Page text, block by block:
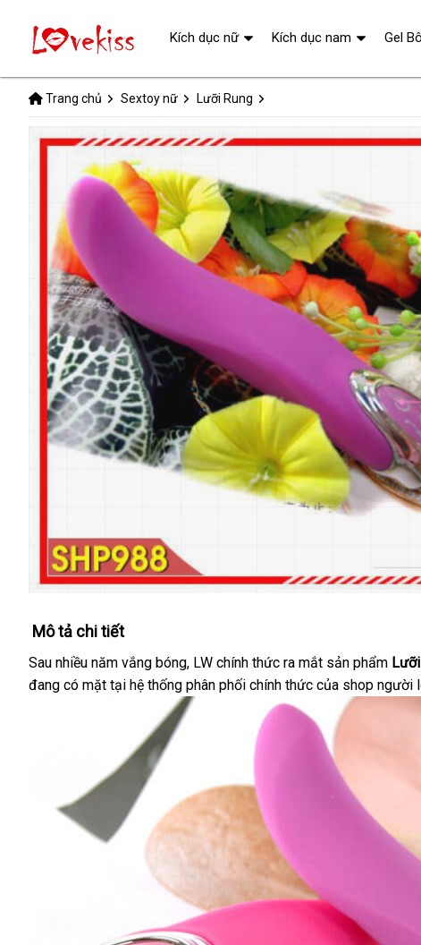
Trang chủ Sextoy nữ Lưỡi Rung
Mô tả chi tiết
Sau nhiều năm vắng bóngkhuyến
mãi
, LW chính thức ra mắt sản phẩm
đang có mặt tại hệ thống phân phối chính thức hỗ
của shop người
Kích dục nữ Kích dục nam Gel